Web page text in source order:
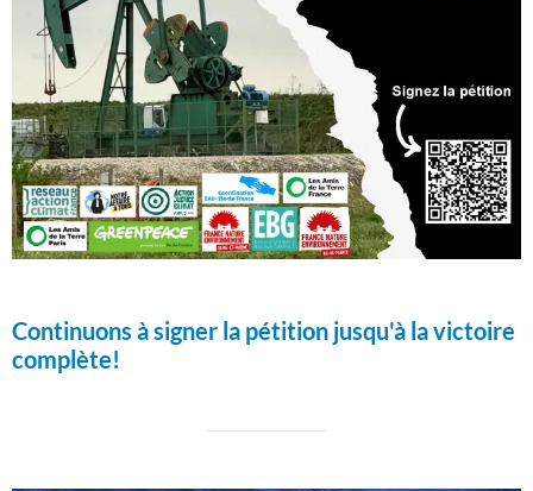
Continuons à signer la pétition jusqu'à la victoire
complète!